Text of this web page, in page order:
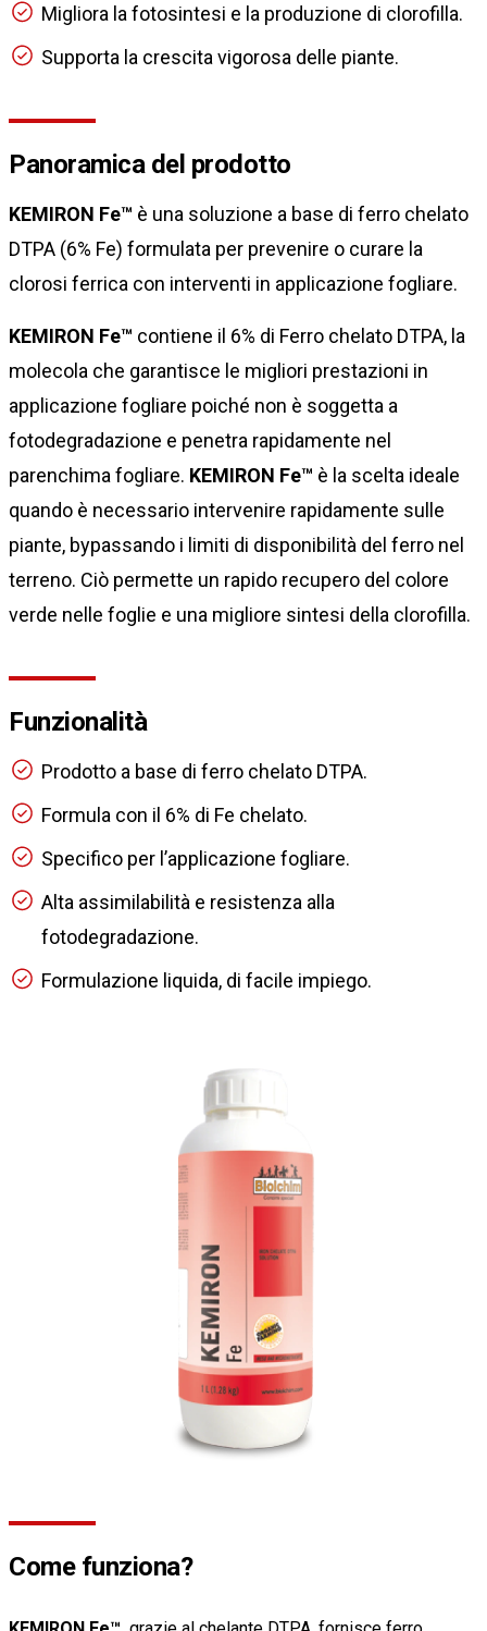
Migliora la fotosintesi e la produzione di clorofilla.
Supporta la crescita vigorosa delle piante.
Panoramica del prodotto
KEMIRON Fe™ è una soluzione a base di ferro chelato
DTPA (6% Fe) formulata per prevenire o curare la
clorosi ferrica con interventi in applicazione fogliare.
KEMIRON Fe™ contiene il 6% di Ferro chelato DTPA, la
molecola che garantisce le migliori prestazioni in
applicazione fogliare poiché non è soggetta a
fotodegradazione e penetra rapidamente nel
parenchima fogliare. KEMIRON Fe™ è la scelta ideale
quando è necessario intervenire rapidamente sulle
piante, bypassando i limiti di disponibilità del ferro nel
terreno. Ciò permette un rapido recupero del colore
verde nelle foglie e una migliore sintesi della clorofilla.
Funzionalità
Prodotto a base di ferro chelato DTPA.
Formula con il 6% di Fe chelato.
Specifico per l’applicazione fogliare.
Alta assimilabilità e resistenza alla
fotodegradazione.
Formulazione liquida, di facile impiego.
Come funziona?